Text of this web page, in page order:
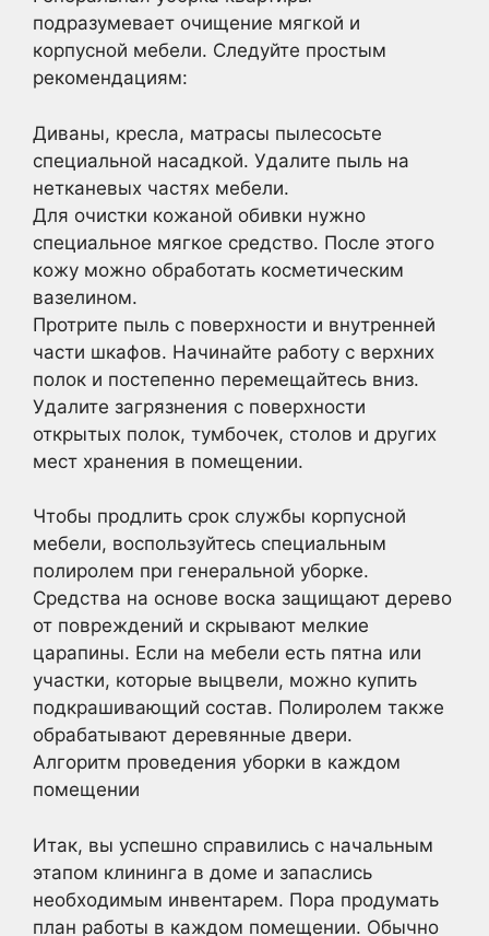
подразумевает очищение мягкой и
корпусной мебели. Следуйте простым
рекомендациям:
Диваны, кресла, матрасы пылесосьте
специальной насадкой. Удалите пыль на
нетканевых частях мебели.
Для очистки кожаной обивки нужно
специальное мягкое средство. После этого
кожу можно обработать косметическим
вазелином.
Протрите пыль с поверхности и внутренней
части шкафов. Начинайте работу с верхних
полок и постепенно перемещайтесь вниз.
Удалите загрязнения с поверхности
открытых полок, тумбочек, столов и других
мест хранения в помещении.
Чтобы продлить срок службы корпусной
мебели, воспользуйтесь специальным
полиролем при генеральной уборке.
Средства на основе воска защищают дерево
от повреждений и скрывают мелкие
царапины. Если на мебели есть пятна или
участки, которые выцвели, можно купить
подкрашивающий состав. Полиролем также
обрабатывают деревянные двери.
Алгоритм проведения уборки в каждом
помещении
Итак, вы успешно справились с начальным
этапом клининга в доме и запаслись
необходимым инвентарем. Пора продумать
план работы в каждом помещении. Обычно